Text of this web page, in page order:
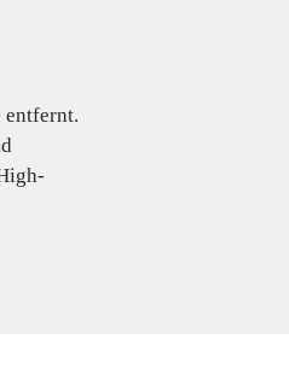
entfernt.